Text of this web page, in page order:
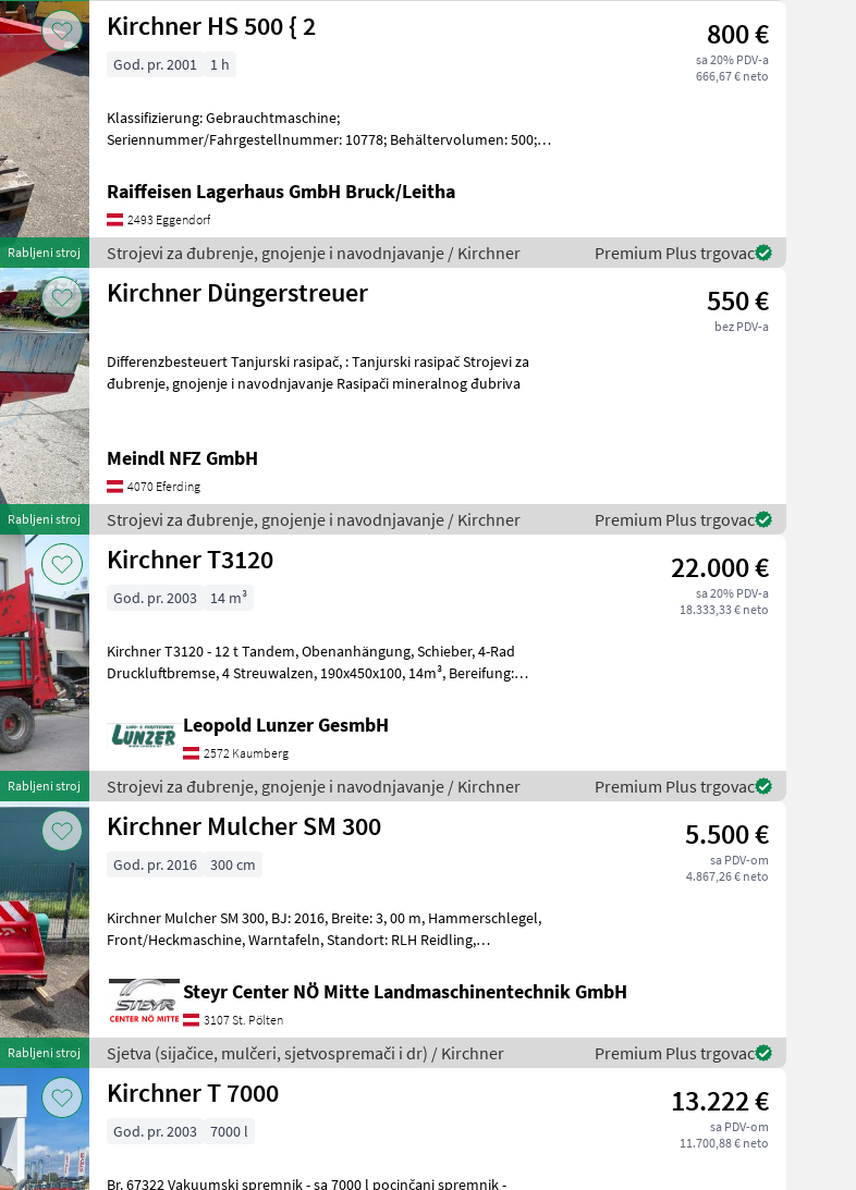
Rabljeni stroj
Kirchner HS 500 { 2 800 €
sa 20% PDV-a
666,67 € neto
God. pr. 2001 1 h
Klassifizierung: Gebrauchtmaschine;
Seriennummer/Fahrgestellnummer: 10778; Behältervolumen: 500;
Raiffeisen Lagerhaus GmbH Bruck/Leitha
2493 Eggendorf
Strojevi za đubrenje, gnojenje i navodnjavanje / Kirchner Premium Plus trgovac
Rabljeni stroj
Kirchner Düngerstreuer 550 €
bez PDV-a
Differenzbesteuert Tanjurski rasipač, : Tanjurski rasipač Strojevi za
đubrenje, gnojenje i navodnjavanje Rasipači mineralnog đubriva
Meindl NFZ GmbH
4070 Eferding
Strojevi za đubrenje, gnojenje i navodnjavanje / Kirchner Premium Plus trgovac
Rabljeni stroj
Kirchner T3120 22.000 €
sa 20% PDV-a
18.333,33 € neto
God. pr. 2003 14 m³
Kirchner T3120 - 12 t Tandem, Obenanhängung, Schieber, 4-Rad
Druckluftbremse, 4 Streuwalzen, 190x450x100, 14m³, Bereifung:
Leopold Lunzer GesmbH
2572 Kaumberg
Strojevi za đubrenje, gnojenje i navodnjavanje / Kirchner Premium Plus trgovac
Rabljeni stroj
Kirchner Mulcher SM 300 5.500 €
sa PDV-om
4.867,26 € neto
God. pr. 2016 300 cm
Kirchner Mulcher SM 300, BJ: 2016, Breite: 3, 00 m, Hammerschlegel,
Front/Heckmaschine, Warntafeln, Standort: RLH Reidling,
Steyr Center NÖ Mitte Landmaschinentechnik GmbH
3107 St. Pölten
Sjetva (sijačice, mulčeri, sjetvospremači i dr) / Kirchner Premium Plus trgovac
Kirchner T 7000 13.222 €
sa PDV-om
11.700,88 € neto
God. pr. 2003 7000 l
Br. 67322 Vakuumski spremnik - sa 7000 l pocinčani spremnik -